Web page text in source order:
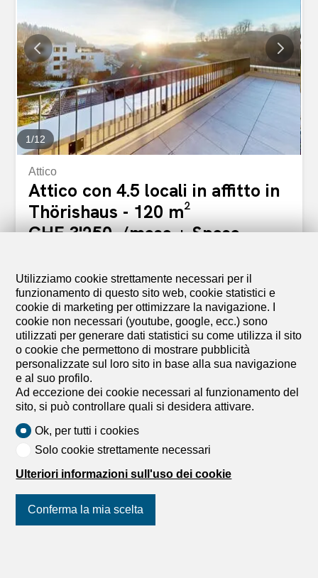
Oktober 2026 bis 31. Januar 2027 (mind. 1 Monat)
Perfekte Lage im Grünen mit wunderbarem Blick auf den
Gurten. Bushaltestelle direkt vor dem Haus und nur 6min
bis zum Bahnhof oder Zentrum und Altstadt. Wald und
Einkaufsmöglichkeiten in 3min zu Fuss, 65m², im 2.
Stock, 1 Balkon, Garten (zur Mitbenützung), Öffentliche
Parkplätze in der Nähe. Inkl. Heizung, Strom, Wasser,
Internet, TV (inkl. Anschluss und Abo), ...
1/12
Attico
Attico con 4.5 locali in affitto in
Thörishaus - 120 m²
CHF 3'250.-/mese + Spese
3° piano
Immediata
APPARTAMENTO ATTICO ESCLUSIVO A THÖRISHAUS
Questo attico esclusivo convince con un layout ben
studiato, ampi spazi e un elevato standard di proprietà.
Su una superficie di circa 120 m² di abitazione, vi aspetta
una casa moderna con molta luce, privacy e un’atmosfera
abitativa aperta. Un punto forte particolare è la terrazza
dell’attico di oltre 134 m² che circonda l’intero
appartamento e offre molteplici possibilità per rilassarsi,
godersi il tempo libero e trascorrere momenti all’aria
aperta. Che si tratti di un salotto accogliente, di una zona
pranzo o di un giardino, qui si possono realizzare i propri
sogni di vita all’aria aperta. Il cuore dell’appartamento è
rappresentato dall’impressionante zona giorno, pranzo e
cucina. La disposizione aperta crea un’atmosfera
accogliente e offre molto spazio per trascorrere piacevoli
momenti con la famiglia e gli amici. Le ampie vetrate
garantiscono un’atmosfera luminosa e consentono
Utilizziamo cookie strettamente necessari per il
funzionamento di questo sito web, cookie statistici e
cookie di marketing per ottimizzare la navigazione. I
cookie non necessari (youtube, google, ecc.) sono
utilizzati per generare dati statistici su come utilizza il sito
o cookie che permettono di mostrare pubblicità
personalizzate sul loro sito in base alla sua navigazione
e al suo profilo.
Ad eccezione dei cookie necessari al funzionamento del
sito, si può controllare quali si desidera attivare.
Ok, per tutti i cookies
Solo cookie strettamente necessari
Ulteriori informazioni sull'uso dei cookie
Conferma la mia scelta